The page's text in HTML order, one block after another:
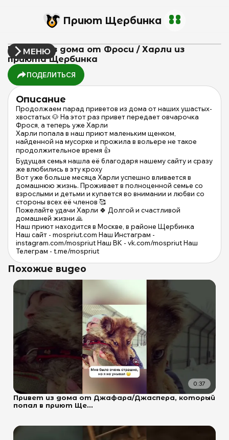
Приют Щербинка
МЕНЮ
Привет из дома от Фроси / Харли из
приюта Щербинка
ПОДЕЛИТЬСЯ
Описание
Продолжаем парад приветов из дома от наших ушастых-
хвостатых 🐶 На этот раз привет передает овчарочка
Фрося, а теперь уже Харли
Харли попала в наш приют маленьким щенком,
найденной на мусорке и прожила в вольере не такое
продолжительное время 👍
Будущая семья нашла её благодаря нашему сайту и сразу
же влюбились в эту кроху
Вот уже больше месяца Харли успешно вливается в
домашнюю жизнь. Проживает в полноценной семье со
взрослыми и детьми и купается во внимании и любви со
стороны всех её членов 🥰
Пожелайте удачи Харли 🍀 Долгой и счастливой
домашней жизни 🙏
Наш приют находится в Москве, в районе Щербинка
Наш сайт - mospriut.com Наш Инстаграм -
instagram.com/mospriut Наш ВК - vk.com/mospriut Наш
Телеграм - t.me/mospriut
Похожие видео
0:37
Привет из дома от Джафара/Джаспера, который
попал в приют Ще...